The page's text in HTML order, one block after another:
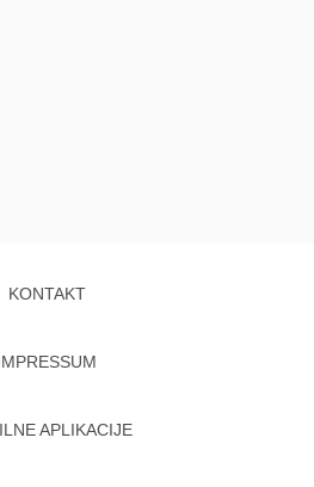
KONTAKT
APLIKACIJE